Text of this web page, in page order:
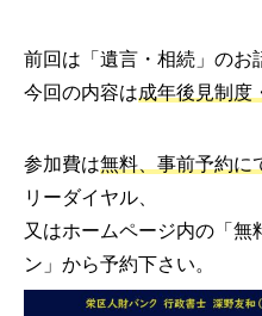
前回は「遺言・相続」のお
今回の内容は成年後見制度
参加費は無料、事前予約に
リーダイヤル、
又はホームページ内の「無
ン」から予約下さい。